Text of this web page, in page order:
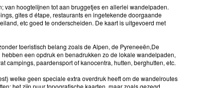
van hoogtelijnen tot aan bruggetjes en allerlei wandelpaden.
gites d étape, restaurants en ingetekende doorgaande
etc goed te onderscheiden. De kaart is uitgevoerd met
toeristisch belang zoals de Alpen, de Pyreneeën,De
een opdruk en benadrukken zo de lokale wandelpaden,
campings, paardensport of kanocentra, hutten, berghutten, etc.
welke geen speciale extra overdruk heeft om de wandelroutes